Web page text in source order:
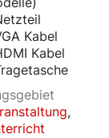
Kabel
Kabel
,